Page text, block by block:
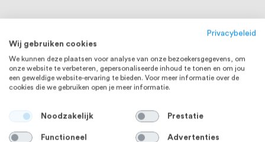
Privacybeleid
Wij gebruiken cookies
We kunnen deze plaatsen voor analyse van onze bezoekersgegevens, om
onze website te verbeteren, gepersonaliseerde inhoud te tonen en om jou
een geweldige website-ervaring te bieden. Voor meer informatie over de
cookies die we gebruiken open je meer informatie.
Noodzakelijk Prestatie
Functioneel Advertenties